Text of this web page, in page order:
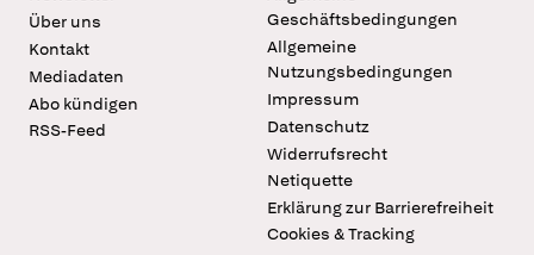
Über uns
Kontakt
Mediadaten
Abo kündigen
RSS-Feed
Geschäftsbedingungen
Allgemeine
Nutzungsbedingungen
Impressum
Datenschutz
Widerrufsrecht
Netiquette
Erklärung zur Barrierefreiheit
Cookies & Tracking